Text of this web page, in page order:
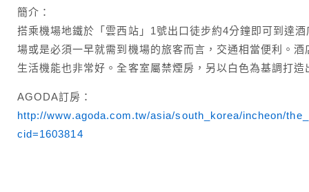
簡介：
搭乘機場地鐵於「雲西站」1號出口徒步約4分鐘即可到達
場或是必須一早就需到機場的旅客而言，交通相當便利。
生活機能也非常好。全客室屬禁煙房，另以白色為基調打
AGODA訂房：
http://www.agoda.com.tw/asia/south_korea/incheon/
cid=1603814